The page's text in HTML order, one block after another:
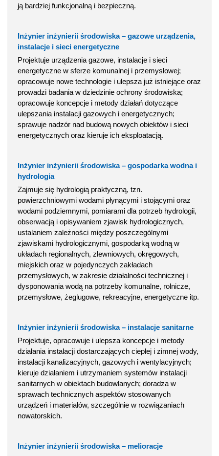
ją bardziej funkcjonalną i bezpieczną.
Inżynier inżynierii środowiska – gazowe urządzenia,
instalacje i sieci energetyczne
Projektuje urządzenia gazowe, instalacje i sieci
energetyczne w sferze komunalnej i przemysłowej;
opracowuje nowe technologie i ulepsza już istniejące oraz
prowadzi badania w dziedzinie ochrony środowiska;
opracowuje koncepcje i metody działań dotyczące
ulepszania instalacji gazowych i energetycznych;
sprawuje nadzór nad budową nowych obiektów i sieci
energetycznych oraz kieruje ich eksploatacją.
Inżynier inżynierii środowiska – gospodarka wodna i
hydrologia
Zajmuje się hydrologią praktyczną, tzn.
powierzchniowymi wodami płynącymi i stojącymi oraz
wodami podziemnymi, pomiarami dla potrzeb hydrologii,
obserwacją i opisywaniem zjawisk hydrologicznych,
ustalaniem zależności między poszczególnymi
zjawiskami hydrologicznymi, gospodarką wodną w
układach regionalnych, zlewniowych, okręgowych,
miejskich oraz w pojedynczych zakładach
przemysłowych, w zakresie działalności technicznej i
dysponowania wodą na potrzeby komunalne, rolnicze,
przemysłowe, żeglugowe, rekreacyjne, energetyczne itp.
Inżynier inżynierii środowiska – instalacje sanitarne
Projektuje, opracowuje i ulepsza koncepcje i metody
działania instalacji dostarczających ciepłej i zimnej wody,
instalacji kanalizacyjnych, gazowych i wentylacyjnych;
kieruje działaniem i utrzymaniem systemów instalacji
sanitarnych w obiektach budowlanych; doradza w
sprawach technicznych aspektów stosowanych
urządzeń i materiałów, szczególnie w rozwiązaniach
nowatorskich.
Inżynier inżynierii środowiska – melioracje